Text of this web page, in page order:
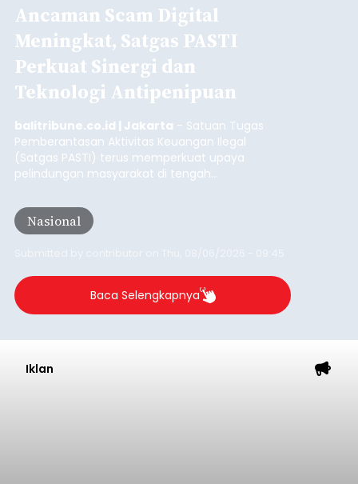
Ancaman Scam Digital
Meningkat, Satgas PASTI
Perkuat Sinergi dan
Teknologi Antipenipuan
balitribune.co.id | Jakarta - Satuan Tugas
Pemberantasan Aktivitas Keuangan Ilegal
(Satgas PASTI) terus memperkuat upaya
pelindungan masyarakat di tengah
semakin kompleks.
Nasional
Baca Selengkapnya
Iklan